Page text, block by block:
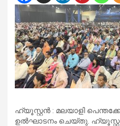
ഹ്യൂസ്റ്റൻ : മലയാളി
ഉൽഘാടനം ചെയ്തു.